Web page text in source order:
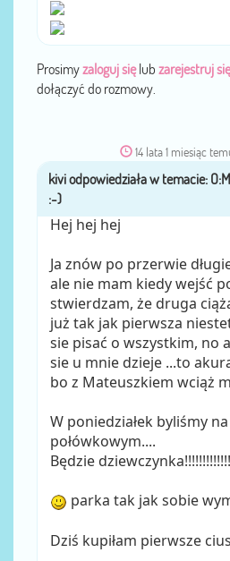
Prosimyzaloguj sięlub zarejestruj
dołączyć do rozmowy.
14 lata 1 miesiąc
przezkivi
Hej hej hej
Ja znów po przerwie
ale nie mam kiedy wejść
stwierdzam, że druga
już tak jak pierwsza
sie pisać o wszystkim, no
sie u mnie dzieje ...to
bo z Mateuszkiem wciąż
W poniedziałek byliśmy na
połówkowym....
Będzie
parka tak jak sobie
Dziś kupiłam pierwsze